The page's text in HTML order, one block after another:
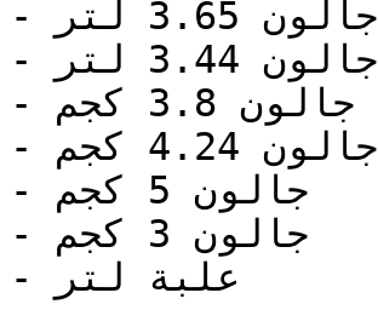
- جالون 3.65 لتر
- جالون 3.44 لتر
- جالون 3.8 كجم
- جالون 4.24 كجم
- جالون 5 كجم
- جالون 3 كجم
- علبة لتر